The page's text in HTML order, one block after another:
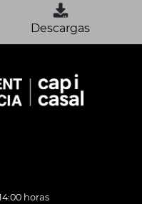
Descargas
horas